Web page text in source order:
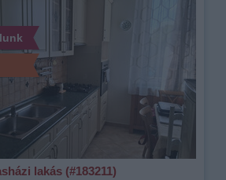
lakás (#183211)